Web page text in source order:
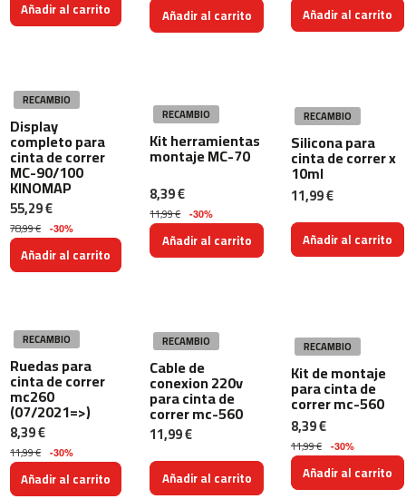
3
0
e
p
-
5
0
0
b
i
c
e
a
s
e
s
t
a
t
i
Añadir al carrito Añadir al carrito Añadir al carrito
RECAMBIO
Display
completo para
cinta de correr
MC-90/100
KINOMAP
55,29 €
78,99 € -30%
Añadir al carrito
RECAMBIO
Kit herramientas
montaje MC-70
8,39 €
11,99 € -30%
Añadir al carrito
RECAMBIO
Silicona para
cinta de correr x
10ml
11,99 €
Añadir al carrito
RECAMBIO
Ruedas para
cinta de correr
mc260
(07/2021=>)
8,39 €
11,99 € -30%
Añadir al carrito
RECAMBIO
Cable de
conexion 220v
para cinta de
correr mc-560
11,99 €
Añadir al carrito
RECAMBIO
Kit de montaje
para cinta de
correr mc-560
8,39 €
11,99 € -30%
Añadir al carrito